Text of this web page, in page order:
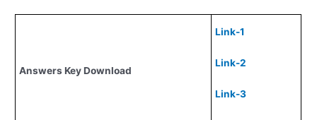
Answers Key Download
Link-1
Link-2
Link-3